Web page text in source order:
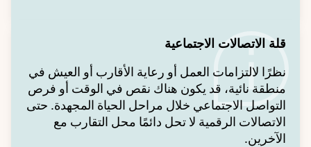
قلة الاتصالات الاجتماعية
نظرًا لالتزامات العمل أو رعاية الأقارب أو العيش في
منطقة نائية، قد يكون هناك نقص في الوقت أو فرص
التواصل الاجتماعي خلال مراحل الحياة المجهدة. حتى
الاتصالات الرقمية لا تحل دائمًا محل التقارب مع
الآخرين.